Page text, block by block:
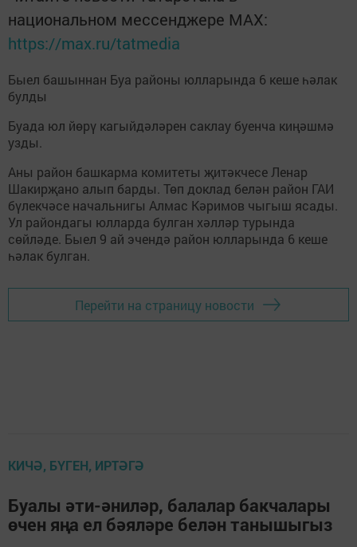
национальном мессенджере MАХ:
https://max.ru/tatmedia
Быел башыннан Буа районы юлларында 6 кеше һәлак
булды
Буада юл йөрү кагыйдәләрен саклау буенча киңәшмә
узды.
Аны район башкарма комитеты җитәкчесе Ленар
Шакирҗано алып барды. Төп доклад белән район ГАИ
бүлекчәсе начальнигы Алмас Кәримов чыгыш ясады.
Ул райондагы юлларда булган хәлләр турында
сөйләде. Быел 9 ай эчендә район юлларында 6 кеше
һәлак булган.
Перейти на страницу новости
КИЧӘ, БҮГЕН, ИРТӘГӘ
Буалы әти-әниләр, балалар бакчалары
өчен яңа ел бәяләре белән танышыгыз